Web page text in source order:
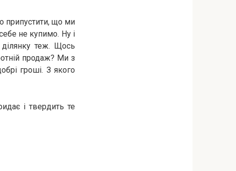
припустити, що ми
не купимо. Ну і
теж. Щось
продаж? Ми з
гроші. З якого
і твердить те